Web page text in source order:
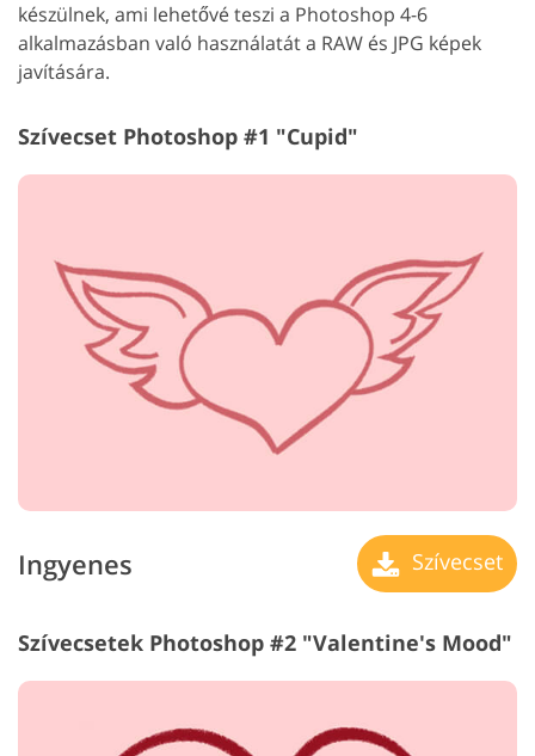
készülnek, ami lehetővé teszi a Photoshop 4-6
alkalmazásban való használatát a RAW és JPG képek
javítására.
Szívecset Photoshop #1 "Cupid"
Ingyenes Szívecset
Szívecsetek Photoshop #2 "Valentine's Mood"